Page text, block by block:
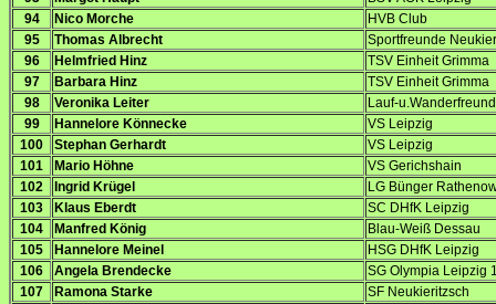
94
Nico Morche
HVB Club
95
Thomas Albrecht
Sportfreunde
96
Helmfried Hinz
TSV Einheit Grimma
97
Barbara Hinz
TSV Einheit Grimma
98
Veronika Leiter
Lauf-
99
Hannelore Könnecke
VS Leipzig
100
Stephan Gerhardt
VS Leipzig
101
Mario Höhne
VS Gerichshain
102
Ingrid Krügel
LG Bünger
103
Klaus Eberdt
SC DHfK Leipzig
104
Manfred König
Blau-Weiß Dessau
105
Hannelore Meinel
HSG DHfK Leipzig
106
Angela Brendecke
SG Olympia Leipzig
107
Ramona Starke
SF Neukieritzsch